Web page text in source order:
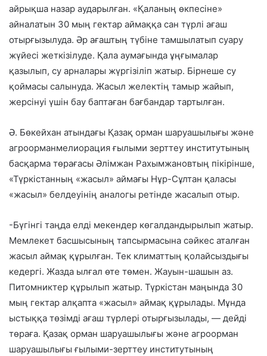
айрықша назар аударылған. «Қаланың өкпесіне»
айналатын 30 мың гектар аймаққа сан түрлі ағаш
отырғызылуда. Әр ағаштың түбіне тамшылатып суару
жүйесі жеткізілуде. Қала аумағында ұңғымалар
қазылып, су арналары жүргізіліп жатыр. Бірнеше су
қоймасы салынуда. Жасыл желектің тамыр жайып,
жерсінуі үшін бау баптаған бағбандар тартылған.
Ә. Бөкейхан атындағы Қазақ орман шаруашылығы және
агроорманмелиорация ғылыми зерттеу институтының
басқарма төрағасы Әлімжан Рахымжановтың пікірінше,
«Түркістанның «жасыл» аймағы Нұр-Сұлтан қаласы
«жасыл» белдеуінің аналогы ретінде жасалып отыр.
-Бүгінгі таңда елді мекендер көгалдандырылып жатыр.
Мемлекет басшысының тапсырмасына сәйкес аталған
жасыл аймақ құрылған. Тек климаттың қолайсыздығы
кедергі. Жазда ылғал өте төмен. Жауын-шашын аз.
Питомниктер құрылып жатыр. Түркістан маңында 30
мың гектар алқапта «жасыл» аймақ құрылады. Мұнда
ыстыққа төзімді ағаш түрлері отырғызылады, — дейді
төраға. Қазақ орман шаруашылығы және агроорман
шаруашылығы ғылыми-зерттеу институтының